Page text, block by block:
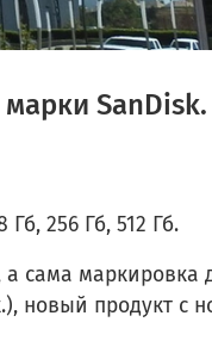
SanDisk.
256 Гб, 512 Гб.
а сама маркировка
новый продукт с